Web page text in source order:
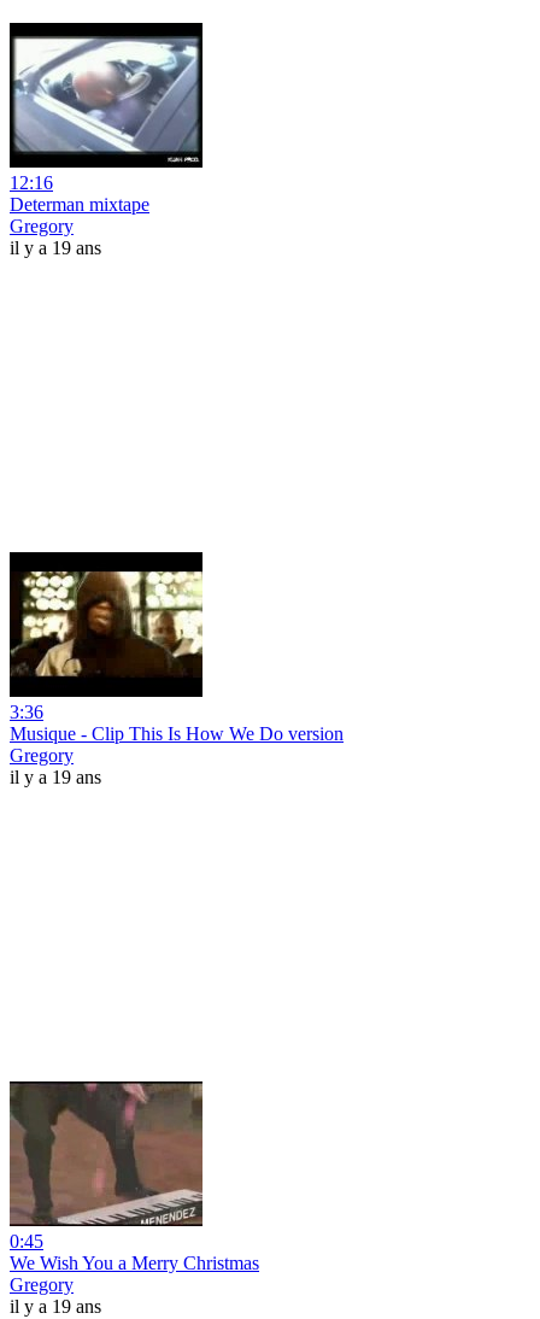
12:16
Determan mixtape
Gregory
il y a 19 ans
3:36
Musique - Clip This Is How We Do version
Gregory
il y a 19 ans
0:45
We Wish You a Merry Christmas
Gregory
il y a 19 ans